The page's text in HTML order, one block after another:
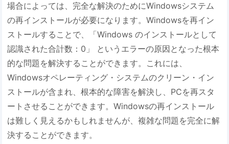
場合によっては、完全な解決のためにWindowsシステム
の再インストールが必要になります。Windowsを再イン
ストールすることで、「Windows のインストールとして
認識された合計数：0」 というエラーの原因となった根本
的な問題を解決することができます。これには、
Windowsオペレーティング・システムのクリーン・イン
ストールが含まれ、根本的な障害を解決し、PCを再スタ
ートさせることができます。Windowsの再インストール
は難しく見えるかもしれませんが、複雑な問題を完全に解
決することができます。